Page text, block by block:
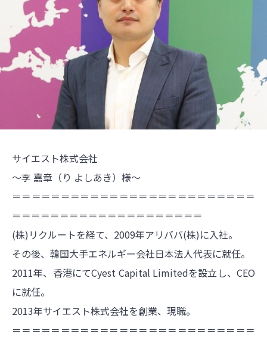
サイエスト株式会社
～李 嘉章（り よしあき）様～
＝＝＝＝＝＝＝＝＝＝＝＝＝＝＝＝＝＝＝＝＝＝＝＝＝
＝＝＝＝＝＝＝＝＝＝＝＝＝＝＝＝＝＝＝＝
(株)リクルートを経て、2009年アリババ(株)に入社。
その後、韓国大手エネルギー会社日本法人代表に就任。
2011年、香港にてCyest Capital Limitedを設立し、CEO
に就任。
2013年サイエスト株式会社を創業、現職。
＝＝＝＝＝＝＝＝＝＝＝＝＝＝＝＝＝＝＝＝＝＝＝＝＝